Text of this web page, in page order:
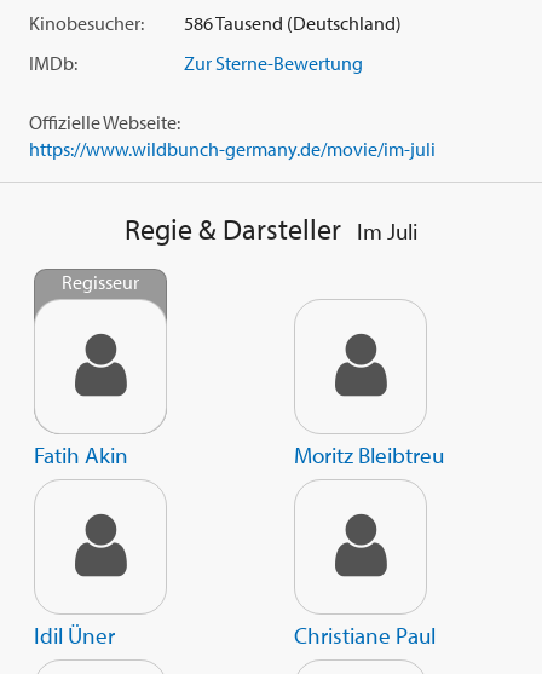
Kinobesucher:
586 Tausend (Deutschland)
IMDb:
Zur Sterne-Bewertung
Offizielle Webseite:
https://www.wildbunch-germany.de/movie/im-juli
Regie & Darsteller Im Juli
Regisseur
Fatih Akin Moritz Bleibtreu
Idil Üner Christiane Paul